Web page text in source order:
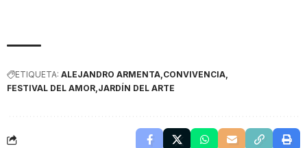
ETIQUETA: ALEJANDRO ARMENTA CONVIVENCIA
FESTIVAL DEL AMOR JARDÍN DEL ARTE